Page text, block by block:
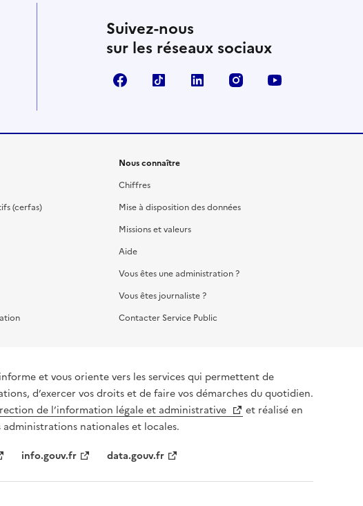
Suivez-nous
sur les réseaux sociaux
FacebookTikTok LinkedIn Instagram
(cerfas)
Nous connaître
Chiffres
Mise à disposition des données
Missions et valeurs
Aide
Vous êtes une administration ?
Vous êtes journaliste ?
Contacter Service Public
et vous oriente vers les services qui permettent de
d’exercer vos droits et de faire vos démarches du quotidien.
de l’information légale et administrative
et réalisé en
nationales et locales.
info.gouv.fr data.gouv.fr